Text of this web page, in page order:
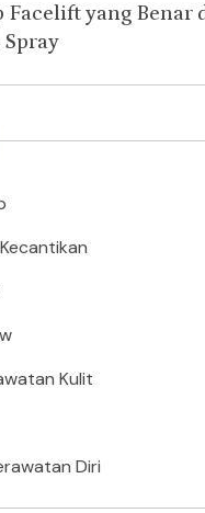
yang Benar
Kulit
Diri